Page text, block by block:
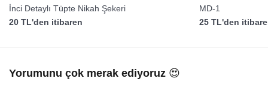
İnci Detaylı Tüpte Nikah Şekeri
20 TL'den itibaren
MD-1
25 TL'den
Yorumunu çok merak ediyoruz 😍